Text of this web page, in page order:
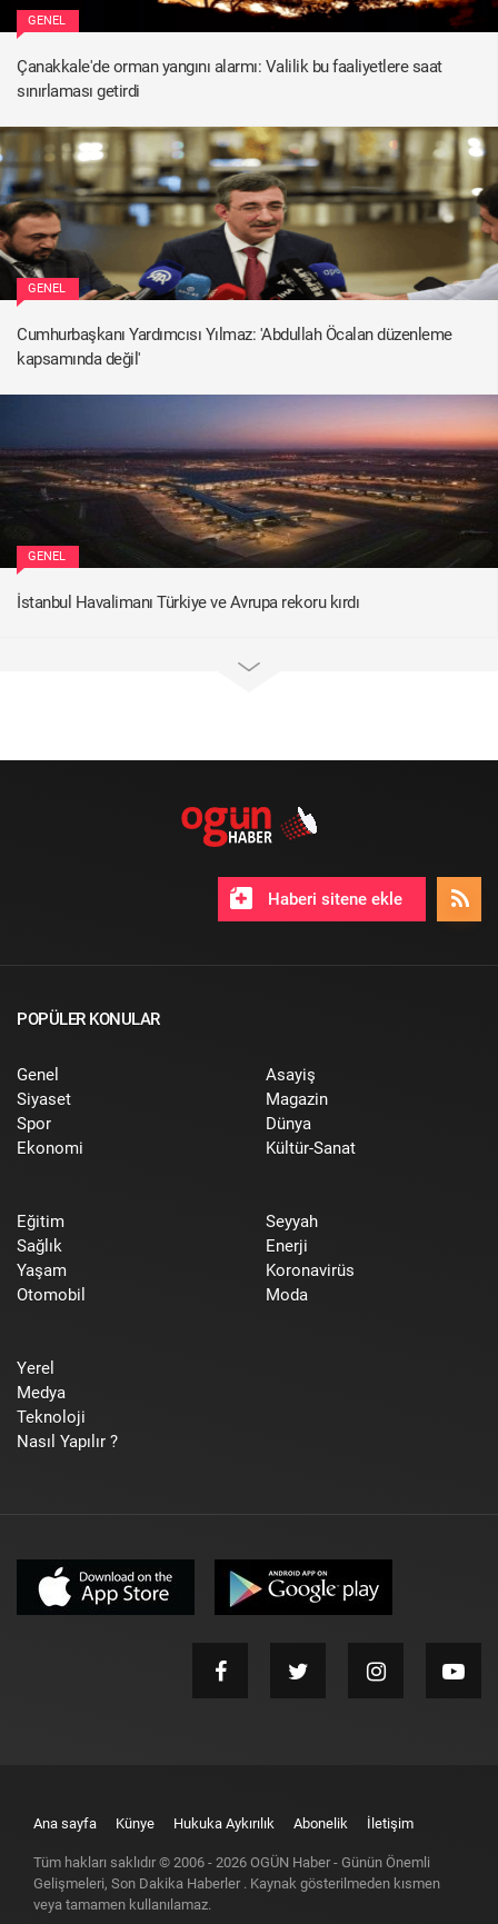
GENEL
Çanakkale'de orman yangını alarmı: Valilik bu faaliyetlere saat
sınırlaması getirdi
GENEL
Cumhurbaşkanı Yardımcısı Yılmaz: 'Abdullah Öcalan düzenleme
kapsamında değil'
GENEL
İstanbul Havalimanı Türkiye ve Avrupa rekoru kırdı
Haberi sitene ekle
POPÜLER KONULAR
Genel
Siyaset
Spor
Ekonomi
Asayiş
Magazin
Dünya
Kültür-Sanat
Eğitim
Sağlık
Yaşam
Otomobil
Seyyah
Enerji
Koronavirüs
Moda
Yerel
Medya
Teknoloji
Nasıl Yapılır ?
Ana sayfa Künye Hukuka Aykırılık Abonelik İletişim
Tüm hakları saklıdır © 2006 - 2026 OGÜN Haber - Günün Önemli
Gelişmeleri, Son Dakika Haberler . Kaynak gösterilmeden kısmen
veya tamamen kullanılamaz.